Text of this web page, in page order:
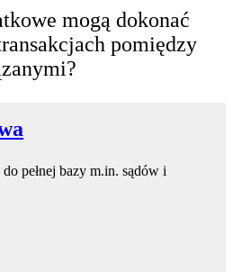
mogą dokonać
pomiędzy
pełnej bazy m.in. sądów i